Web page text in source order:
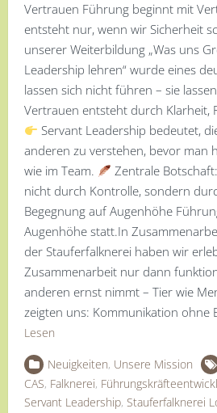
Vertrauen Führung beginnt mit
entsteht nur, wenn wir Sicherheit
unserer Weiterbildung „Was uns
Leadership lehren“ wurde eines
lassen sich nicht führen – sie
Vertrauen entsteht durch Klarheit,
Servant Leadership bedeutet,
anderen zu verstehen, bevor man
wie im Team.
Zentrale
nicht durch Kontrolle, sondern
Begegnung auf Augenhöhe
Augenhöhe statt.In
der Stauferfalknerei haben wir
Zusammenarbeit nur dann
anderen ernst nimmt – Tier wie
zeigten uns: Kommunikation ohne
Lesen
Neuigkeiten, Unsere Mission
CAS, Falknerei,
Servant Leadership, Stauferfalknerei